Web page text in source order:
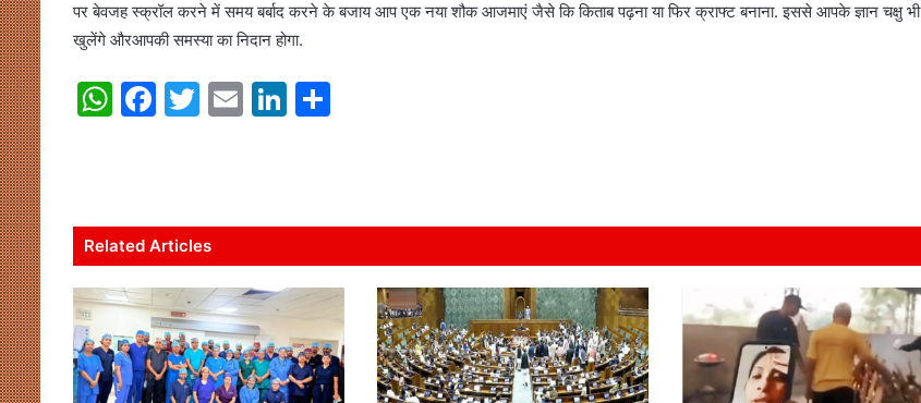
पर बेवजह स्क्रॉल करने में समय बर्बाद करने के बजाय आप एक नया शौक आजमाएं जैसे कि किताब पढ़ना या फिर क्राफ्ट बनाना. इससे आपके ज्ञान चक्षु भी
खुलेंगे औरआपकी समस्या का निदान होगा.
W
A
p
p
F
b
o
o
k
T
E
Li
dI
n
Related Articles